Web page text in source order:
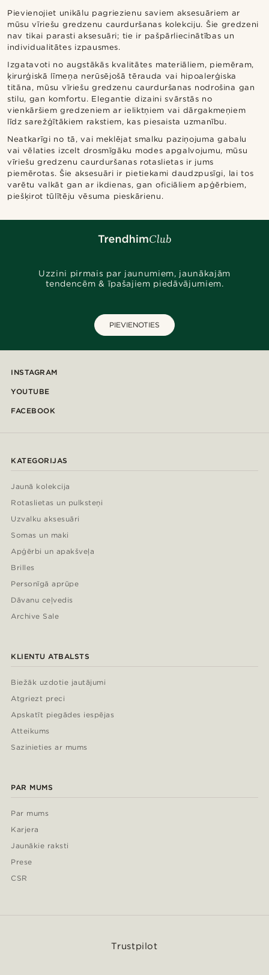
Pievienojiet unikālu pagriezienu saviem aksesuāriem ar
mūsu vīriešu gredzenu caurduršanas kolekciju. Šie gredzeni
nav tikai parasti aksesuāri; tie ir pašpārliecinātības un
individualitātes izpausmes.
Izgatavoti no augstākās kvalitātes materiāliem, piemēram,
ķirurģiskā līmeņa nerūsējošā tērauda vai hipoalerģiska
titāna, mūsu vīriešu gredzenu caurduršanas nodrošina gan
stilu, gan komfortu. Elegantie dizaini svārstās no
vienkāršiem gredzeniem ar ieliktņiem vai dārgakmeņiem
līdz sarežģītākiem rakstiem, kas piesaista uzmanību.
Neatkarīgi no tā, vai meklējat smalku paziņojuma gabalu
vai vēlaties izcelt drosmīgāku modes apgalvojumu, mūsu
vīriešu gredzenu caurduršanas rotaslietas ir jums
piemērotas. Šie aksesuāri ir pietiekami daudzpusīgi, lai tos
varētu valkāt gan ar ikdienas, gan oficiāliem apģērbiem,
piešķirot tūlītēju vēsuma pieskārienu.
Uzzini pirmais par jaunumiem, jaunākajām
tendencēm & īpašajiem piedāvājumiem.
PIEVIENOTIES
INSTAGRAM
YOUTUBE
FACEBOOK
KATEGORIJAS
Jaunā kolekcija
Rotaslietas un pulksteņi
Uzvalku aksesuāri
Somas un maki
Apģērbi un apakšveļa
Brilles
Personīgā aprūpe
Dāvanu ceļvedis
Archive Sale
KLIENTU ATBALSTS
Biežāk uzdotie jautājumi
Atgriezt preci
Apskatīt piegādes iespējas
Atteikums
Sazinieties ar mums
PAR MUMS
Par mums
Karjera
Jaunākie raksti
Prese
CSR
Trustpilot